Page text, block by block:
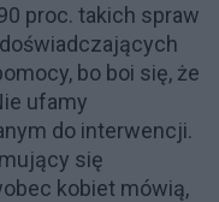
proc. takich spraw
bo boi się, że
ufamy
do interwencji.
się
kobiet mówią,